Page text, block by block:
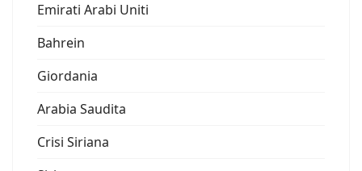
Emirati Arabi Uniti
Bahrein
Giordania
Arabia Saudita
Crisi Siriana